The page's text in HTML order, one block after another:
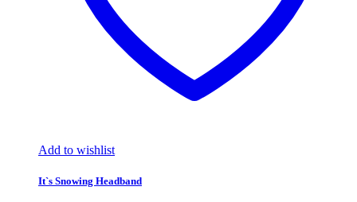
Add to wishlist
It`s Snowing Headband